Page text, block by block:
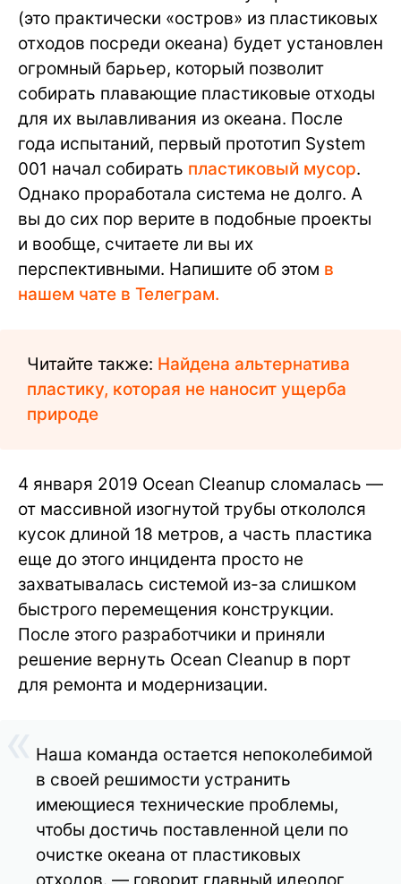
(это практически «остров» из пластиковых
отходов посреди океана) будет установлен
огромный барьер, который позволит
собирать плавающие пластиковые отходы
для их вылавливания из океана. После
года испытаний, первый прототип System
001 начал собирать пластиковый мусор.
Однако проработала система не долго. А
вы до сих пор верите в подобные проекты
и вообще, считаете ли вы их
перспективными. Напишите об этом в
нашем чате в Телеграм.
Читайте также: Найдена альтернатива
пластику, которая не наносит ущерба
природе
4 января 2019 Ocean Cleanup сломалась —
от массивной изогнутой трубы откололся
кусок длиной 18 метров, а часть пластика
еще до этого инцидента просто не
захватывалась системой из-за слишком
быстрого перемещения конструкции.
После этого разработчики и приняли
решение вернуть Ocean Cleanup в порт
для ремонта и модернизации.
Наша команда остается непоколебимой
в своей решимости устранить
имеющиеся технические проблемы,
чтобы достичь поставленной цели по
очистке океана от пластиковых